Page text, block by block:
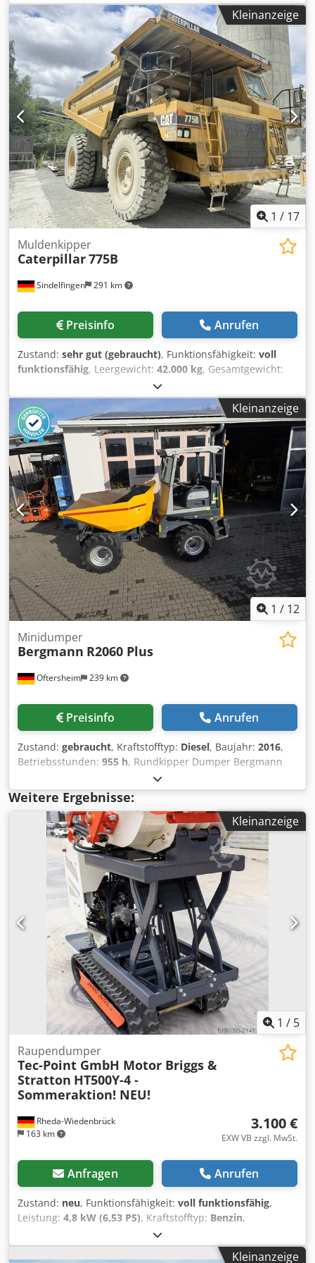
Baujahr:2011, Betriebsstunden:20.000 h, * Baujahr 2011
(certified rebuild) * 20.000 Stunden * Motor Cat V3412E
(815 PS / 600 kW) * Nutzlast: 62,7 t * Leergewicht: 42.000 kg
* zulässiges Gesamtgewicht 105.000 kg *
Fassungsvermögen 42 m³ Credpfoznbctsx Aptof *
Bereifung 24.00 R35 * Top Zustand
Kleinanzeige
1 / 17
Sindelfingen 291 km
Muldenkipper
Caterpillar775B
Preisinfo Anrufen
Zustand: sehr gut (gebraucht), Funktionsfähigkeit: voll
funktionsfähig, Leergewicht: 42.000 kg, Gesamtgewicht:
, Betriebsstunden:
Baujahr 2009 (certified rebuild) * 9.880 Stunden * Motor
Cat 3412 DI V12 (760 PS / 567 kW) * Nutzlast: 60 t *
Leergewicht: 42.000 kg Crjdpezm Hl Rofx Aptef * zulässiges
Gesamtgewicht 102.000 kg * Fassungsvermögen 39,3 m³ *
Top Zustand
Kleinanzeige
1 / 12
Oftersheim 239 km
Minidumper
Bergmann R2060 Plus
Preisinfo Anrufen
Zustand: gebraucht, Kraftstofftyp: Diesel, Baujahr: 2016,
Betriebsstunden: 955 h, Rundkipper Dumper Bergmann
2060Rplus Baujahr 2016 Betriebsstunden nur ca. 950
Nutzlast 6.000 kg Leergewicht 4.045 kg Muldeninhalt
gestrichen 2,5 m3 Muldeninhalt gehäuft 3,6 m3 Codpjyaa S
Ejfx Aptjrf Muldensystem Hydraulisch um 180° dreh- und
kippbare Mulde Höhe 3107mm Breite 2018mm Länge
4489mm Bodenfreiheit 2373mm Geschwindigkeit 0-28km
Gesamtgewicht Straße 7490kg Nutzlast Straße 3190kg Das
Angebot richtet sich ausschließlich an Gewerbetreibende
im Sinne §14 BGB
Weitere Ergebnisse:
Kleinanzeige
1 / 5
Rheda-Wiedenbrück
163 km
Raupendumper
Tec-Point GmbH Motor Briggs &
Stratton HT500Y-4 -
Sommeraktion! NEU!
3.100 €
EXW VB zzgl. MwSt.
Anfragen Anrufen
Zustand: neu, Funktionsfähigkeit: voll funktionsfähig,
Leistung: 4,8 kW (6,53 PS), Kraftstofftyp: Benzin,
, maximales Ladegewicht:
Hubhöhe:1.020 mm, Kettenzustand:100 %, Baujahr:2025,
Kleinanzeige